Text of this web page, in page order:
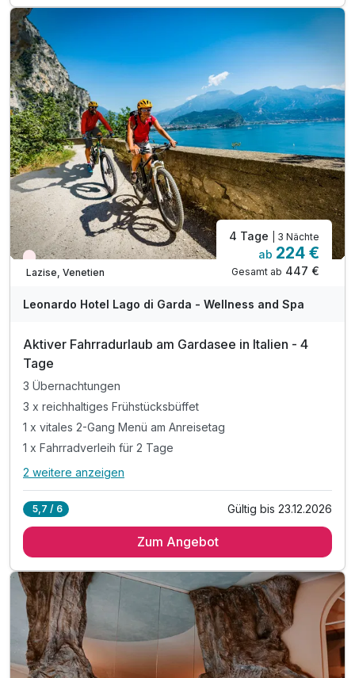
1 x Blumenstrauß bei Ankunft im Zimmer
inkl. Nutzung der öffentlichen Verkehrsmittel
inkl. Nutzung des Hallenbades im Hotel
inkl. Nutzung des Wellnessbereichs
inkl. Klimaanlage in den Hotelzimmer
inkl. Ausflugs- & Sightseeing Tipps
inkl. Parkplatz- und W-LAN-Nutzung
Wieder frei ab September
Lazise, Venetien
4 Tage | 3 Nächte
ab 224 €
Gesamt ab 447 €
Leonardo Hotel Lago di Garda - Wellness and Spa
Aktiver Fahrradurlaub am Gardasee in Italien - 4
Tage
3 Übernachtungen
3 x reichhaltiges Frühstücksbüffet
1 x vitales 2-Gang Menü am Anreisetag
1 x Fahrradverleih für 2 Tage
Alle Inklusivleistungen
3 x reichhaltiges Frühstücksbüffet
1 x Fahrradverleih für 2 Tage
inkl. Nutzung des Wellness und SPA Bereichs
inkl. Garagenparkplatz
2 weitere anzeigen
5,7 / 6 Gültig bis 23.12.2026
Zum Angebot